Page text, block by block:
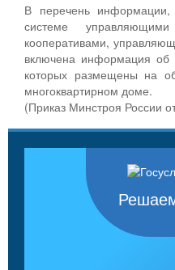
В перечень
системе
кооперативами,
включена информация об
которых размещены на
многоквартирном доме.
(Приказ Минстроя России